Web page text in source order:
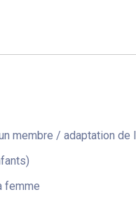
membre / adaptation de
femme